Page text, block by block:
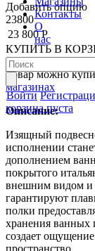
Контакты
О
нас
Войти
корзина пуста
Добавить опцию
23800
23 800 Р
КУПИТЬ В
В КОРЗИНЕ
Товар можно
магазинах
Описание:
Изящный
исполнении
дополнением
покрытого
внешним видом и
гарантируют
полки
хранения ванных
создает
пространство.